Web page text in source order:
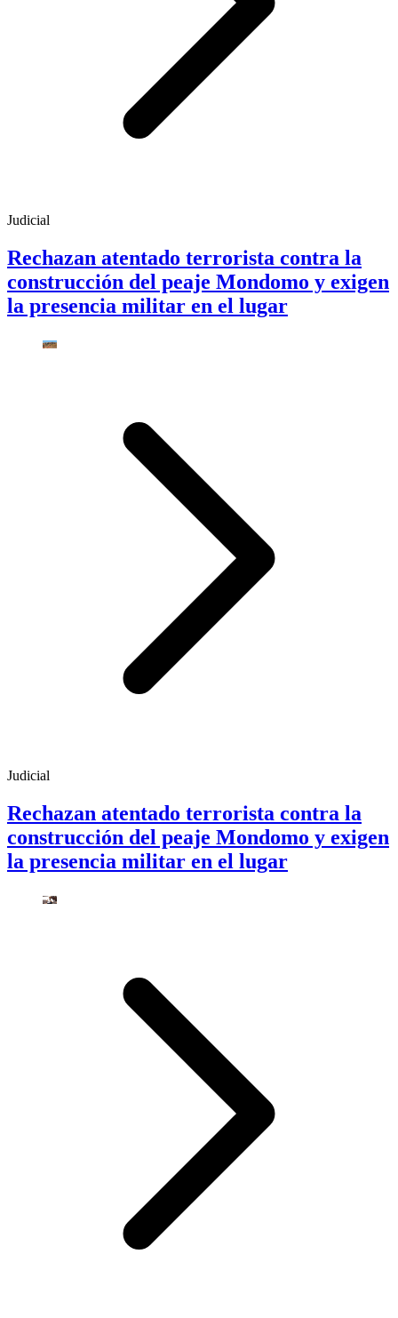
Judicial
Rechazan atentado terrorista contra la
construcción del peaje Mondomo y exigen
la presencia militar en el lugar
Judicial
Rechazan atentado terrorista contra la
construcción del peaje Mondomo y exigen
la presencia militar en el lugar